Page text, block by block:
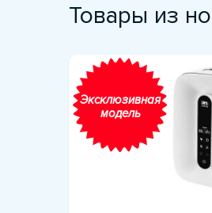
Товары из
Эксклюзивная
модель